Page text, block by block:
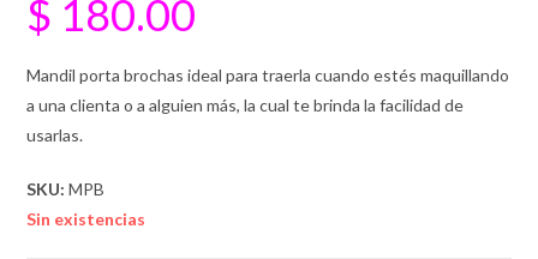
$ 180.00
Mandil porta brochas ideal para traerla cuando estés maquillando
a una clienta o a alguien más, la cual te brinda la facilidad de
usarlas.
SKU:MPB
Sin existencias